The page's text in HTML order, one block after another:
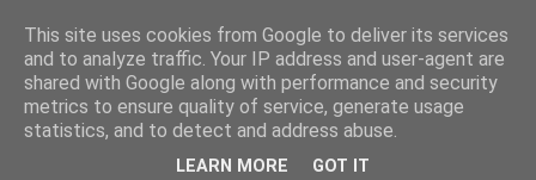
This site uses cookies from Google to deliver its services
and to analyze traffic. Your IP address and user-agent are
shared with Google along with performance and security
metrics to ensure quality of service, generate usage
statistics, and to detect and address abuse.
LEARN MORE GOT IT